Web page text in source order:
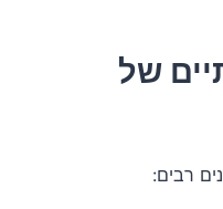
של
רבים: